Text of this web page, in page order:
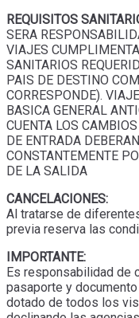
REQUISITOS
SERA
VIAJES
SANITARIOS
PAIS DE DESTINO
CORRESPONDE).
BASICA GENERAL
CUENTA LOS
DE ENTRADA
CONSTANTEMENTE
DE LA SALIDA
CANCELACIONES:
Al tratarse de
previa reserva las
IMPORTANTE:
Es responsabilidad de
pasaporte y
dotado de todos los